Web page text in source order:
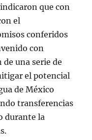
que con
el
conferidos
con
una serie de
el potencial
de México
transferencias
durante la